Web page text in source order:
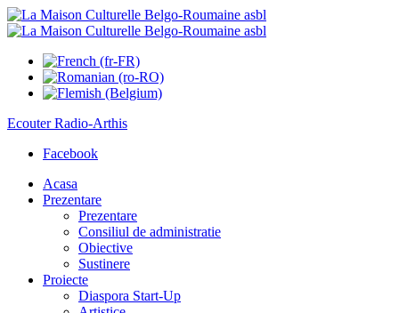
EcouterRadio-Arthis
Facebook
Acasa
Prezentare
Prezentare
Consiliul de administratie
Obiective
Sustinere
Proiecte
Diaspora Start-Up